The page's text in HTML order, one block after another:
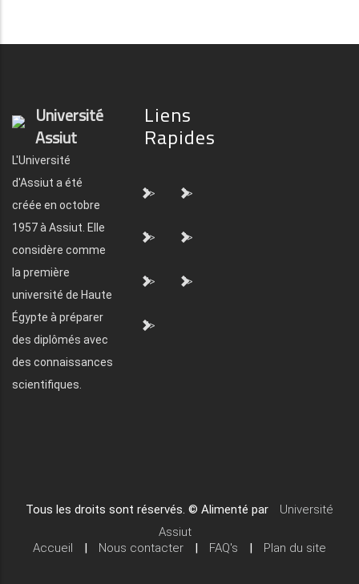
Université
Assiut
L'Université
d'Assiut a été
créée en octobre
1957 à Assiut. Elle
considère comme
la première
université de Haute
Égypte à préparer
des diplômés avec
des connaissances
scientifiques.
Liens
Rapides
"> ">
"> ">
"> ">
">
Tous les droits sont réservés. © Alimenté par
Université
Assiut
Accueil
| Nous contacter | FAQ's | Plan du site